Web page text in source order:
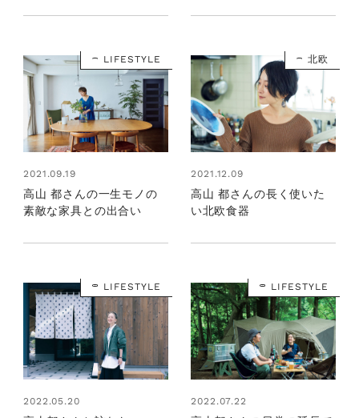
LIFESTYLE
2021.09.19
高山 都さんの一生モノの
素敵な家具との出合い
北欧
2021.12.09
高山 都さんの長く使いた
い北欧食器
LIFESTYLE
2022.05.20
LIFESTYLE
2022.07.22